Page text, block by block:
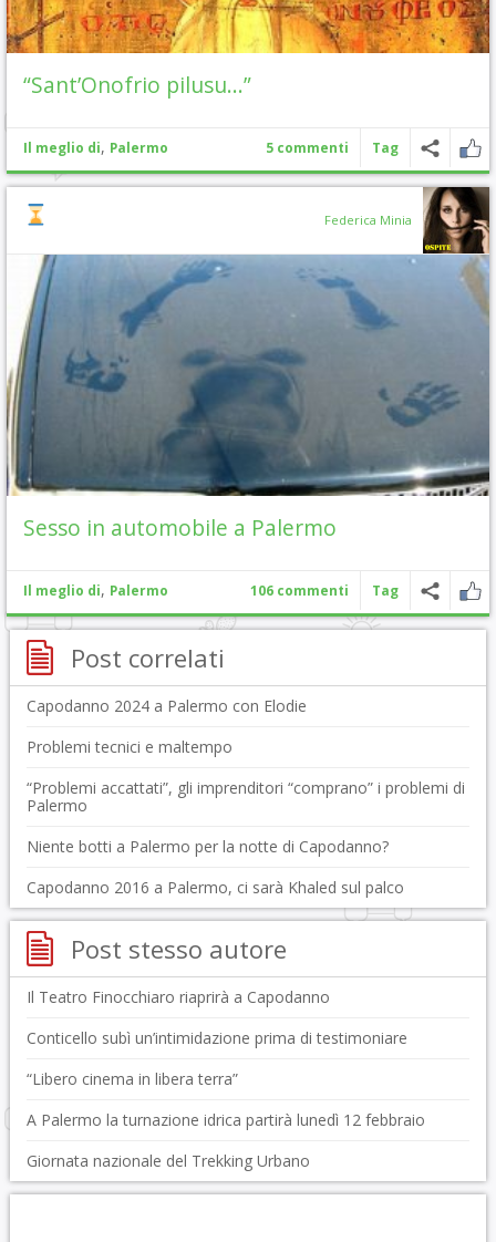
“Sant’Onofrio pilusu…”
Il meglio di, Palermo 5 commenti Tag
Federica Minia
Sesso in automobile a Palermo
Il meglio di, Palermo 106 commenti Tag
Post correlati
Capodanno 2024 a Palermo con Elodie
Problemi tecnici e maltempo
“Problemi accattati”, gli imprenditori “comprano” i problemi di
Palermo
Niente botti a Palermo per la notte di Capodanno?
Capodanno 2016 a Palermo, ci sarà Khaled sul palco
Post stesso autore
Il Teatro Finocchiaro riaprirà a Capodanno
Conticello subì un’intimidazione prima di testimoniare
“Libero cinema in libera terra”
A Palermo la turnazione idrica partirà lunedì 12 febbraio
Giornata nazionale del Trekking Urbano